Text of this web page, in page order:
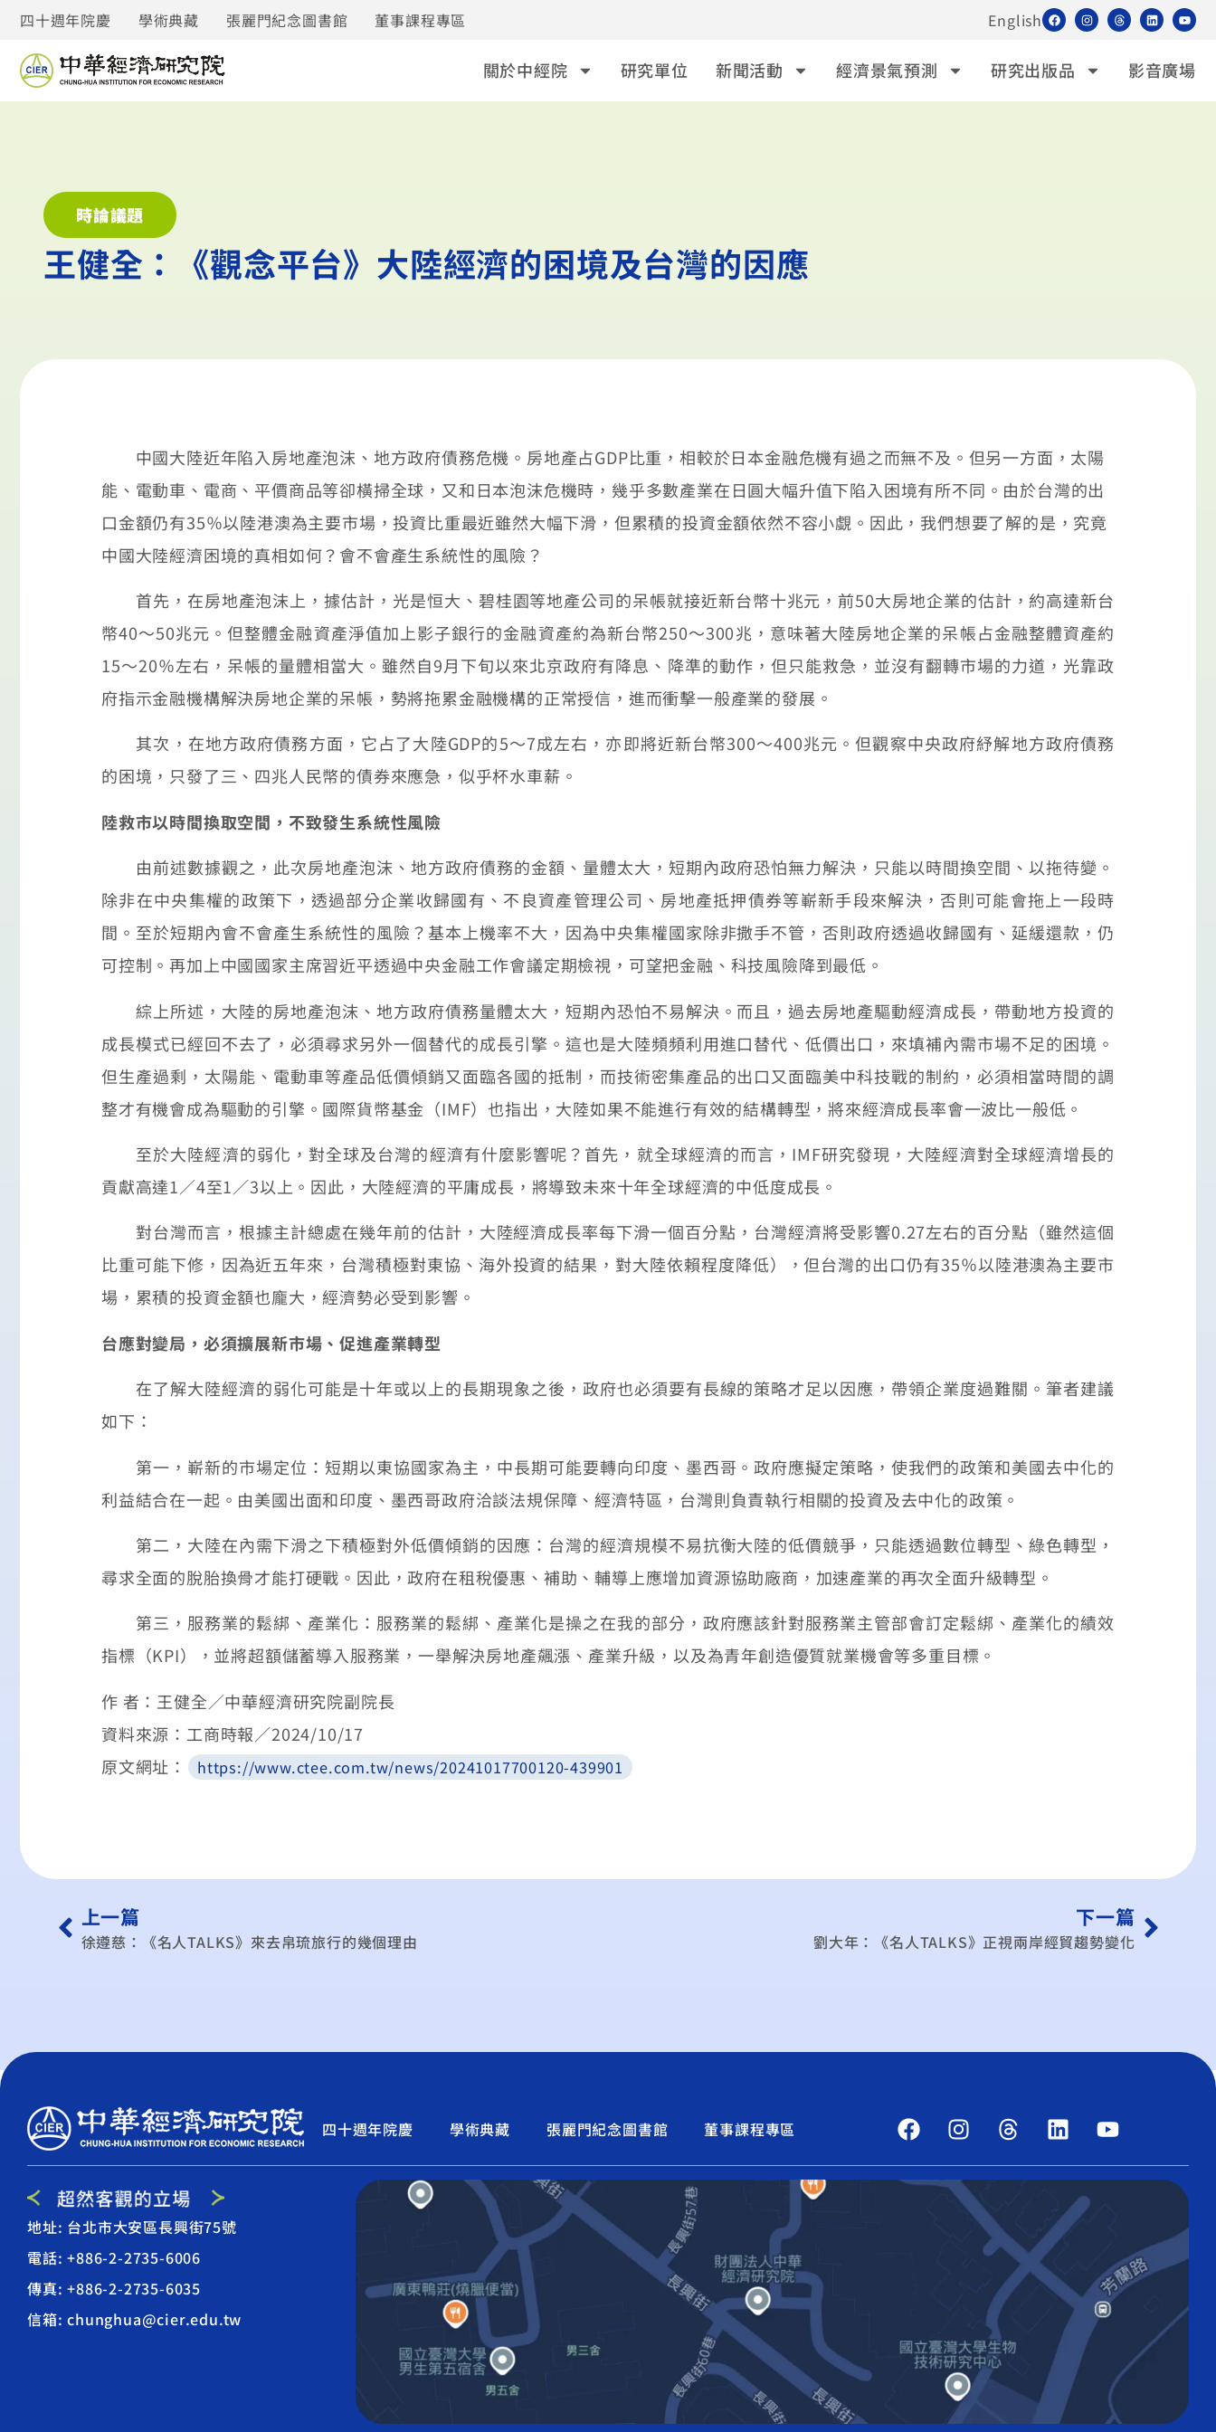
四十週年院慶 學術典藏 張麗門紀念圖書館 董事課程專區 English
關於中經院 研究單位 新聞活動 經濟景氣預測 研究出版品 影音廣場
時論議題
王健全：《觀念平台》大陸經濟的困境及台灣的因應
中國大陸近年陷入房地產泡沫、地方政府債務危機。房地產占GDP比重，相較於日本金融危機有過之而無不及。但另一方面，太陽
能、電動車、電商、平價商品等卻橫掃全球，又和日本泡沫危機時，幾乎多數產業在日圓大幅升值下陷入困境有所不同。由於台灣的出
口金額仍有35％以陸港澳為主要市場，投資比重最近雖然大幅下滑，但累積的投資金額依然不容小覷。因此，我們想要了解的是，究竟
中國大陸經濟困境的真相如何？會不會產生系統性的風險？
首先，在房地產泡沫上，據估計，光是恒大、碧桂園等地產公司的呆帳就接近新台幣十兆元，前50大房地企業的估計，約高達新台
幣40～50兆元。但整體金融資產淨值加上影子銀行的金融資產約為新台幣250～300兆，意味著大陸房地企業的呆帳占金融整體資產約
15～20％左右，呆帳的量體相當大。雖然自9月下旬以來北京政府有降息、降準的動作，但只能救急，並沒有翻轉市場的力道，光靠政
府指示金融機構解決房地企業的呆帳，勢將拖累金融機構的正常授信，進而衝擊一般產業的發展。
其次，在地方政府債務方面，它占了大陸GDP的5～7成左右，亦即將近新台幣300～400兆元。但觀察中央政府紓解地方政府債務
的困境，只發了三、四兆人民幣的債券來應急，似乎杯水車薪。
陸救市以時間換取空間，不致發生系統性風險
由前述數據觀之，此次房地產泡沫、地方政府債務的金額、量體太大，短期內政府恐怕無力解決，只能以時間換空間、以拖待變。
除非在中央集權的政策下，透過部分企業收歸國有、不良資產管理公司、房地產抵押債券等嶄新手段來解決，否則可能會拖上一段時
間。至於短期內會不會產生系統性的風險？基本上機率不大，因為中央集權國家除非撒手不管，否則政府透過收歸國有、延緩還款，仍
可控制。再加上中國國家主席習近平透過中央金融工作會議定期檢視，可望把金融、科技風險降到最低。
綜上所述，大陸的房地產泡沫、地方政府債務量體太大，短期內恐怕不易解決。而且，過去房地產驅動經濟成長，帶動地方投資的
成長模式已經回不去了，必須尋求另外一個替代的成長引擎。這也是大陸頻頻利用進口替代、低價出口，來填補內需市場不足的困境。
但生產過剩，太陽能、電動車等產品低價傾銷又面臨各國的抵制，而技術密集產品的出口又面臨美中科技戰的制約，必須相當時間的調
整才有機會成為驅動的引擎。國際貨幣基金（IMF）也指出，大陸如果不能進行有效的結構轉型，將來經濟成長率會一波比一般低。
至於大陸經濟的弱化，對全球及台灣的經濟有什麼影響呢？首先，就全球經濟的而言，IMF研究發現，大陸經濟對全球經濟增長的
貢獻高達1／4至1／3以上。因此，大陸經濟的平庸成長，將導致未來十年全球經濟的中低度成長。
對台灣而言，根據主計總處在幾年前的估計，大陸經濟成長率每下滑一個百分點，台灣經濟將受影響0.27左右的百分點（雖然這個
比重可能下修，因為近五年來，台灣積極對東協、海外投資的結果，對大陸依賴程度降低），但台灣的出口仍有35％以陸港澳為主要市
場，累積的投資金額也龐大，經濟勢必受到影響。
台應對變局，必須擴展新市場、促進產業轉型
在了解大陸經濟的弱化可能是十年或以上的長期現象之後，政府也必須要有長線的策略才足以因應，帶領企業度過難關。筆者建議
如下：
第一，嶄新的市場定位：短期以東協國家為主，中長期可能要轉向印度、墨西哥。政府應擬定策略，使我們的政策和美國去中化的
利益結合在一起。由美國出面和印度、墨西哥政府洽談法規保障、經濟特區，台灣則負責執行相關的投資及去中化的政策。
第二，大陸在內需下滑之下積極對外低價傾銷的因應：台灣的經濟規模不易抗衡大陸的低價競爭，只能透過數位轉型、綠色轉型，
尋求全面的脫胎換骨才能打硬戰。因此，政府在租稅優惠、補助、輔導上應增加資源協助廠商，加速產業的再次全面升級轉型。
第三，服務業的鬆綁、產業化：服務業的鬆綁、產業化是操之在我的部分，政府應該針對服務業主管部會訂定鬆綁、產業化的績效
指標（KPI），並將超額儲蓄導入服務業，一舉解決房地產飆漲、產業升級，以及為青年創造優質就業機會等多重目標。
作 者：王健全／中華經濟研究院副院長
資料來源：工商時報／2024/10/17
原文網址：
https://www.ctee.com.tw/news/20241017700120-439901
上一篇
徐遵慈：《名人TALKS》來去帛琉旅行的幾個理由
下一篇
劉大年：《名人TALKS》正視兩岸經貿趨勢變化
四十週年院慶 學術典藏 張麗門紀念圖書館 董事課程專區
地址: 台北市大安區長興街75號
電話: +886-2-2735-6006
傳真: +886-2-2735-6035
信箱: chunghua@cier.edu.tw